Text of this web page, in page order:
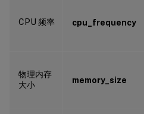
CPU 频率 cpu_frequency
物理内存
大小
memory_size